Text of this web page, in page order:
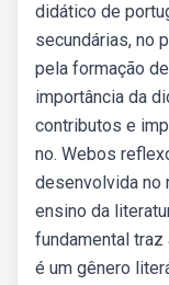
didático de
secundárias, no
pela formação
importância da
contributos e
no. Webos
desenvolvida no
ensino da
fundamental traz
é um gênero